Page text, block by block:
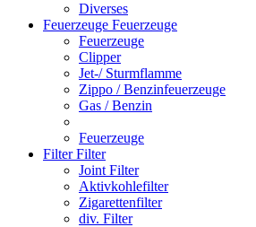
Diverses
Feuerzeuge Feuerzeuge
Feuerzeuge
Clipper
Jet-/ Sturmflamme
Zippo / Benzinfeuerzeuge
Gas / Benzin
Feuerzeuge
FilterFilter
Joint Filter
Aktivkohlefilter
Zigarettenfilter
div. Filter